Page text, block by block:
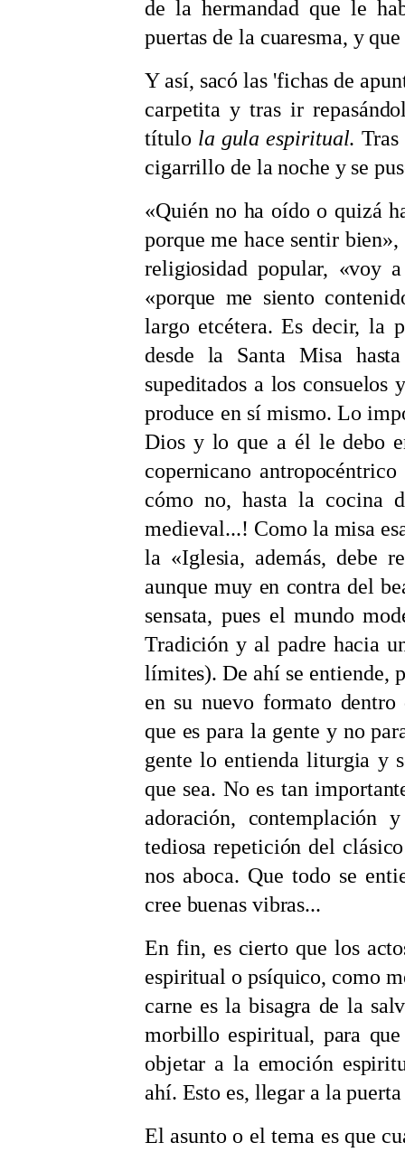
de la hermandad que le
puertas de la cuaresma, y
Y así, sacó las 'fichas de
carpetita y tras ir
título la gula espiritual.
cigarrillo de la noche y se
«Quién no ha oído o quizá
porque me hace sentir
religiosidad popular, «voy
«porque me siento
largo etcétera. Es decir, la
desde la Santa Misa
supeditados a los
produce en sí mismo. Lo
Dios y lo que a él le debo
copernicano
cómo no, hasta la cocina
medieval...! Como la misa
la «Iglesia, además, debe
aunque muy en contra del
sensata, pues el mundo
Tradición y al padre hacia
límites). De ahí se entiende,
en su nuevo formato
que es para la gente y no
gente lo entienda liturgia y
que sea. No es tan
adoración, contemplación
tediosa repetición del
nos aboca. Que todo se
cree buenas vibras...
En fin, es cierto que los
espiritual o psíquico, como
carne es la bisagra de la
morbillo espiritual, para que
objetar a la emoción
ahí. Esto es, llegar a la
El asunto o el tema es que